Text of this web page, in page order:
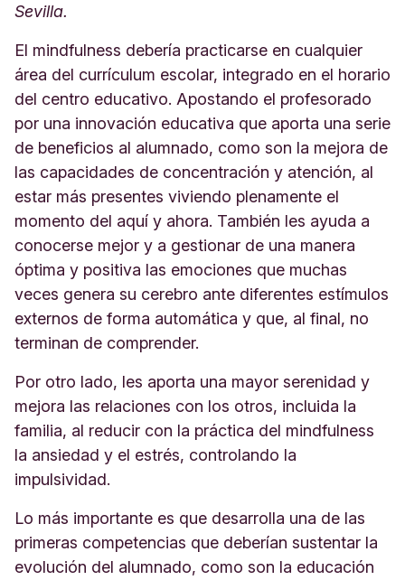
Sevilla.
El mindfulness debería practicarse en cualquier
área del currículum escolar, integrado en el horario
del centro educativo. Apostando el profesorado
por una innovación educativa que aporta una serie
de beneficios al alumnado, como son la mejora de
las capacidades de concentración y atención, al
estar más presentes viviendo plenamente el
momento del aquí y ahora. También les ayuda a
conocerse mejor y a gestionar de una manera
óptima y positiva las emociones que muchas
veces genera su cerebro ante diferentes estímulos
externos de forma automática y que, al final, no
terminan de comprender.
Por otro lado, les aporta una mayor serenidad y
mejora las relaciones con los otros, incluida la
familia, al reducir con la práctica del mindfulness
la ansiedad y el estrés, controlando la
impulsividad.
Lo más importante es que desarrolla una de las
primeras competencias que deberían sustentar la
evolución del alumnado, como son la educación